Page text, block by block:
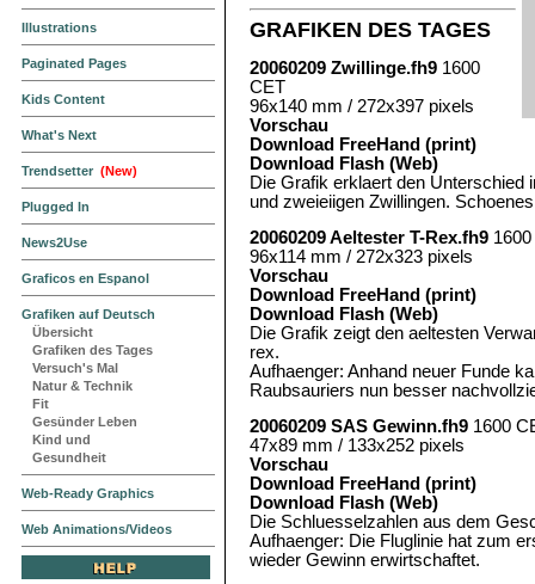
Illustrations
Paginated Pages
Kids Content
What's Next
Trendsetter (New)
Plugged In
News2Use
Graficos en Espanol
Grafiken auf Deutsch
Übersicht
Grafiken des Tages
Versuch's Mal
Natur & Technik
Fit
Gesünder Leben
Kind und
Gesundheit
Web-Ready Graphics
Web Animations/Videos
GRAFIKEN DES TAGES
20060209 Zwillinge.fh9 1600
CET
96x140 mm / 272x397 pixels
Vorschau
Download FreeHand (print)
Download Flash (Web)
Die Grafik erklaert den Unterschied
und zweieiigen Zwillingen.
20060209 Aeltester T-Rex.fh9
96x114 mm / 272x323 pixels
Vorschau
Download FreeHand (print)
Download Flash (Web)
Die Grafik zeigt den aeltesten
rex.
Aufhaenger: Anhand neuer Funde
Raubsauriers nun besser
20060209 SAS Gewinn.fh9 1600
47x89 mm / 133x252 pixels
Vorschau
Download FreeHand (print)
Download Flash (Web)
Die Schluesselzahlen aus dem
Aufhaenger: Die Fluglinie hat zum
wieder Gewinn erwirtschaftet.